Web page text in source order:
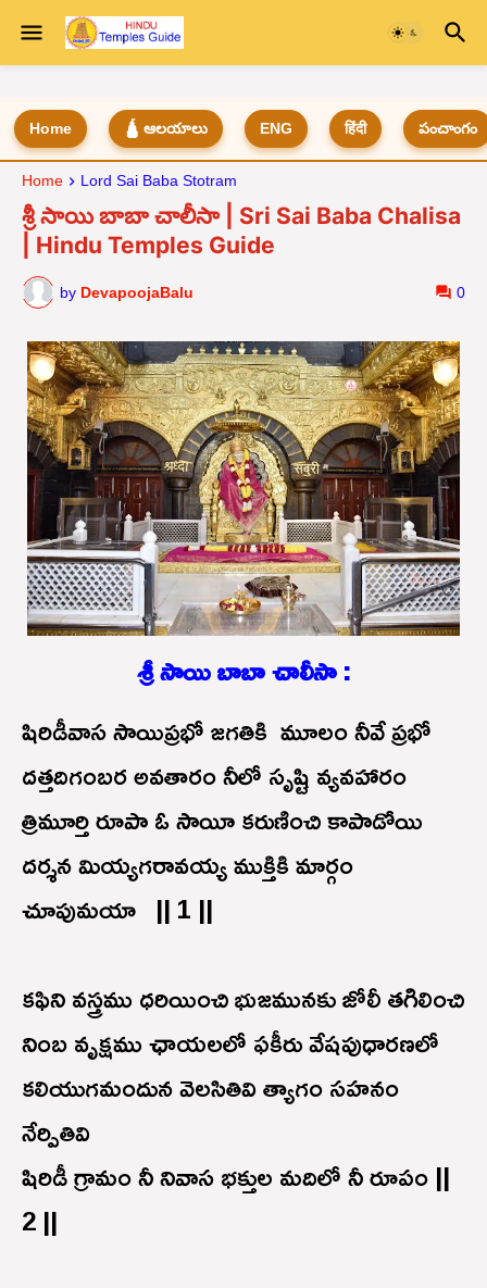
Home 🛕 ఆలయాలు ENG हिंदी పంచాంగం
Home Lord Sai Baba Stotram
శ్రీ సాయి బాబా చాలీసా | Sri Sai Baba Chalisa
| Hindu Temples Guide
by DevapoojaBalu 0
శ్రీ సాయి బాబా చాలీసా :
షిరిడీవాస సాయిప్రభో జగతికి మూలం నీవే ప్రభో
దత్తదిగంబర అవతారం నీలో సృష్టి వ్యవహారం
త్రిమూర్తి రూపా ఓ సాయీ కరుణించి కాపాడోయి
దర్శన మియ్యగరావయ్య ముక్తికి మార్గం
చూపుమయా || 1 ||
కఫిని వస్త్రము ధరియించి భుజమునకు జోలీ తగిలించి
నింబ వృక్షము ఛాయలలో ఫకీరు వేషపుధారణలో
కలియుగమందున వెలసితివి త్యాగం సహనం
నేర్పితివి
షిరిడీ గ్రామం నీ నివాస భక్తుల మదిలో నీ రూపం ||
2 ||